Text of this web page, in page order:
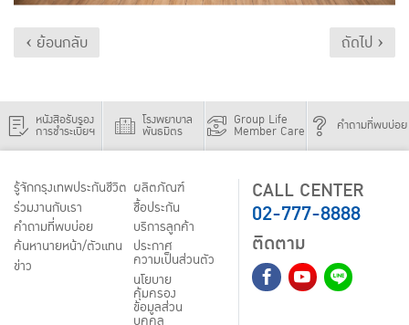
‹ ย้อนกลับ ถัดไป ›
หนังสือรับรอง
การชำระเบี้ยฯ
โรงพยาบาล
พันธมิตร
Group Life
Member Care คำถามที่พบบ่อย
รู้จักกรุงเทพประกันชีวิต
ร่วมงานกับเรา
คำถามที่พบบ่อย
ค้นหานายหน้า/ตัวแทน
ข่าว
ผลิตภัณฑ์
ชื้อประกัน
บริการลูกค้า
ประกาศ
ความเป็นส่วนตัว
นโยบาย
คุ้มครอง
ข้อมูลส่วน
CALL CENTER
02-777-8888
ติดตาม